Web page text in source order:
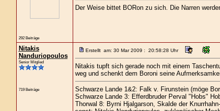
292 Beiträge
Der Weise bittet BORon zu sich. Die Narren
Nitakis
Nanduriopoulos
Senior Mitglied
719 Beiträge
Erstellt am: 30 Mar 2009 : 20:58:28 Uhr
Nitakis tupft sich gerade noch mit einem
weg und schenkt dem Boroni seine
Schwarze Lande 1&2: Falk v. Firunstein (möge
Schwarze Lande 3: Efferdbruder Perval "Hobs"
Thorwal 8: Byrni Hjalgarson, Skalde der